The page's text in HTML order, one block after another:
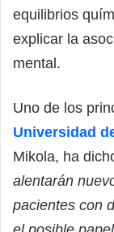
equilibrios
explicar la
mental.
Uno de los
Universidad
Mikola, ha
alentarán
pacientes con